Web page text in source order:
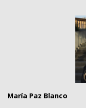
María Paz Blanco